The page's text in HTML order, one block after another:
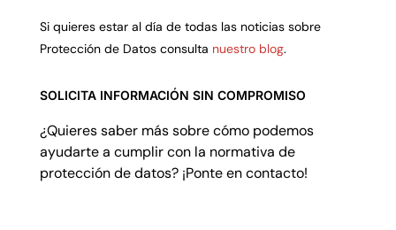
Si quieres estar al día de todas las noticias sobre
Protección de Datos consulta nuestro blog.
SOLICITA INFORMACIÓN SIN COMPROMISO
¿Quieres saber más sobre cómo podemos
ayudarte a cumplir con la normativa de
protección de datos?¡Ponte en contacto!